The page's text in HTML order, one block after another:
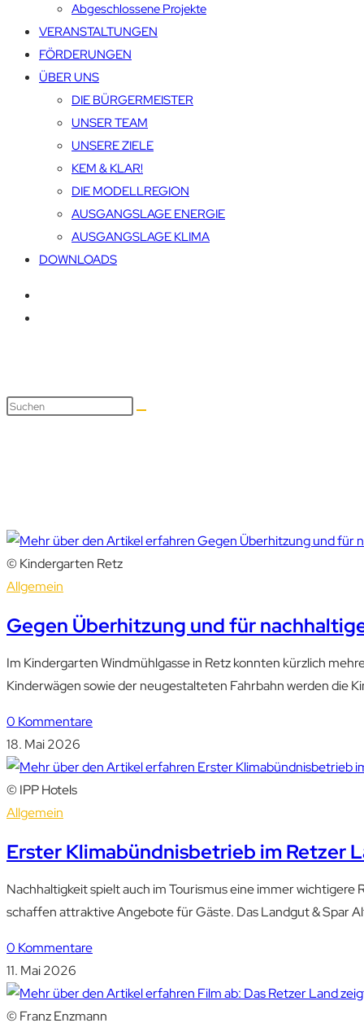
Abgeschlossene Projekte
VERANSTALTUNGEN
FÖRDERUNGEN
ÜBER UNS
DIE BÜRGERMEISTER
UNSER TEAM
UNSERE ZIELE
KEM & KLAR!
DIE MODELLREGION
AUSGANGSLAGE ENERGIE
AUSGANGSLAGE KLIMA
DOWNLOADS
© Kindergarten Retz
Allgemein
Gegen Überhitzung und für
Im Kindergarten Windmühlgasse in Retz konnten kürzlich
Kinderwägen sowie der neugestalteten Fahrbahn werden die
0 Kommentare
18. Mai 2026
© IPP Hotels
Allgemein
Erster Klimabündnisbetrieb im Retzer
Nachhaltigkeit spielt auch im Tourismus eine immer
schaffen attraktive Angebote für Gäste. Das Landgut & Spar
0 Kommentare
11. Mai 2026
© Franz Enzmann